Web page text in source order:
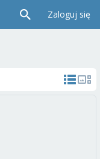
Zaloguj się